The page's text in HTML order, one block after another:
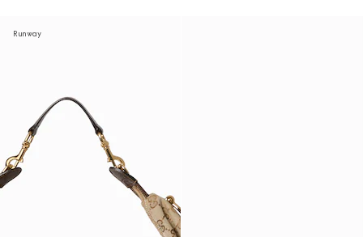
Runway